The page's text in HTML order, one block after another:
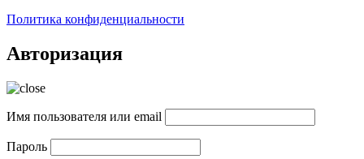
Политика конфиденциальности
Авторизация
Имя пользователя или email
Пароль